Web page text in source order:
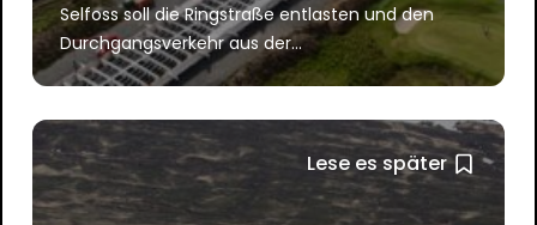
Selfoss soll die Ringstraße entlasten und den
Durchgangsverkehr aus der...
Lese es später